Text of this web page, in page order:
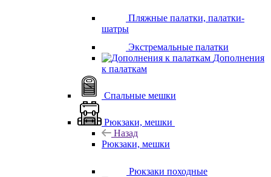
Пляжные палатки, палатки-
шатры
Экстремальные палатки
Дополнения
к палаткам
Спальные мешки
Рюкзаки, мешки
Назад
Рюкзаки, мешки
Рюкзаки походные